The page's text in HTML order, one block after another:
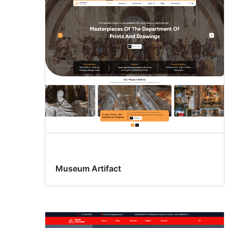
Museum Artifact